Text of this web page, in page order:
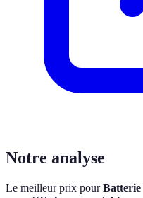
Notre analyse
Le meilleur prix pour